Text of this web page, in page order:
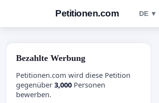
Petitionen.com DE ▼
Bezahlte Werbung
Petitionen.com wird diese Petition
gegenüber 3,000 Personen
bewerben.